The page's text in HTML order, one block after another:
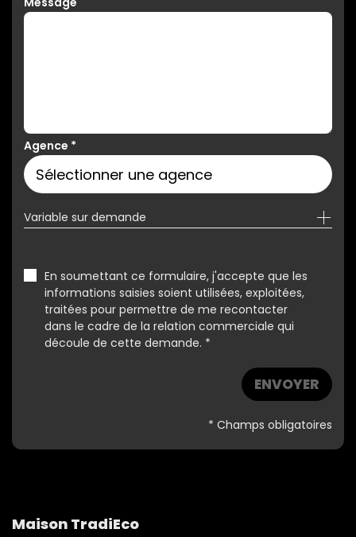
Agence *
Variable sur demande
En soumettant ce formulaire, j'accepte que les
informations saisies soient utilisées, exploitées,
traitées pour permettre de me recontacter
dans le cadre de la relation commerciale qui
découle de cette demande. *
ENVOYER
* Champs obligatoires
Maison TradiEco